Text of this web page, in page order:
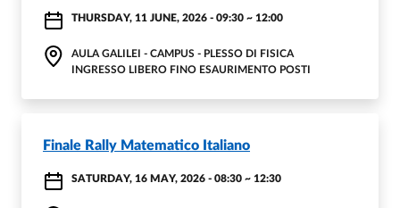
THURSDAY, 11 JUNE, 2026 - 09:30 ~ 12:00
AULA GALILEI - CAMPUS - PLESSO DI FISICA
INGRESSO LIBERO FINO ESAURIMENTO POSTI
Finale Rally Matematico Italiano
SATURDAY, 16 MAY, 2026 - 08:30 ~ 12:30